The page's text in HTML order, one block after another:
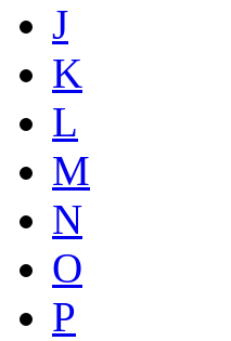
J
K
L
M
N
O
P